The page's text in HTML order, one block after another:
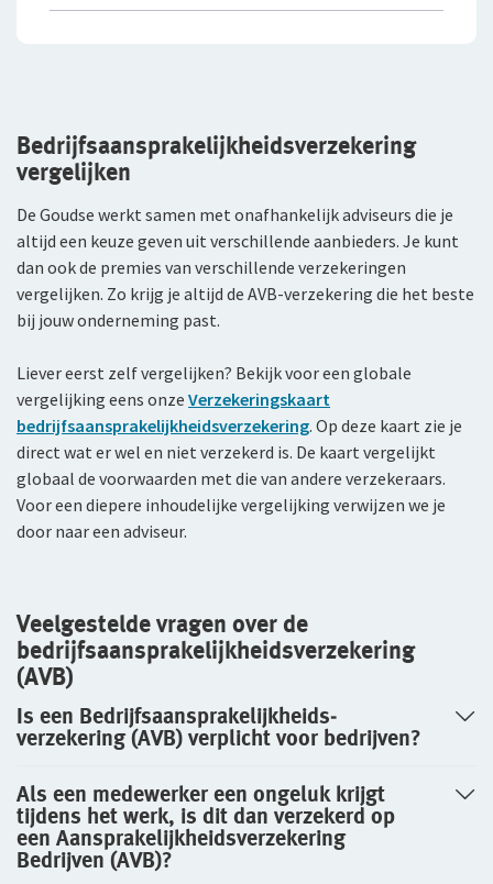
Bedrijfsaansprakelijkheidsverzekering
vergelijken
De Goudse werkt samen met onafhankelijk adviseurs die je
altijd een keuze geven uit verschillende aanbieders. Je kunt
dan ook de premies van verschillende verzekeringen
vergelijken. Zo krijg je altijd de AVB-verzekering die het beste
bij jouw onderneming past.
Liever eerst zelf vergelijken? Bekijk voor een globale
vergelijking eens onze Verzekeringskaart
bedrijfsaansprakelijkheidsverzekering. Op deze kaart zie je
direct wat er wel en niet verzekerd is. De kaart vergelijkt
globaal de voorwaarden met die van andere verzekeraars.
Voor een diepere inhoudelijke vergelijking verwijzen we je
door naar een adviseur.
Veelgestelde vragen over de
bedrijfsaansprakelijkheidsverzekering
(AVB)
Is een Bedrijfsaansprakelijkheids­
verzekering (AVB) verplicht voor bedrijven?
Als een medewerker een ongeluk krijgt
tijdens het werk, is dit dan verzekerd op
een Aansprakelijkheidsverzekering
Bedrijven (AVB)?